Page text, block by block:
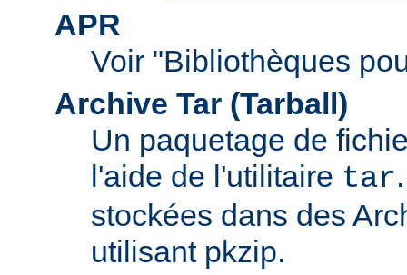
APR
Voir "Bibliothèques
Archive Tar (Tarball)
Un paquetage de
l'aide de l'utilitaire tar
stockées dans des
utilisant pkzip.